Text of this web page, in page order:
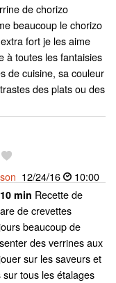
de chorizo
beaucoup le chorizo
fort je les aime
à toutes les fantaisies
de cuisine, sa couleur
des plats ou des
12/24/16 10:00
10 min Recette de
de crevettes
beaucoup de
des verrines aux
sur les saveurs et
tous les étalages